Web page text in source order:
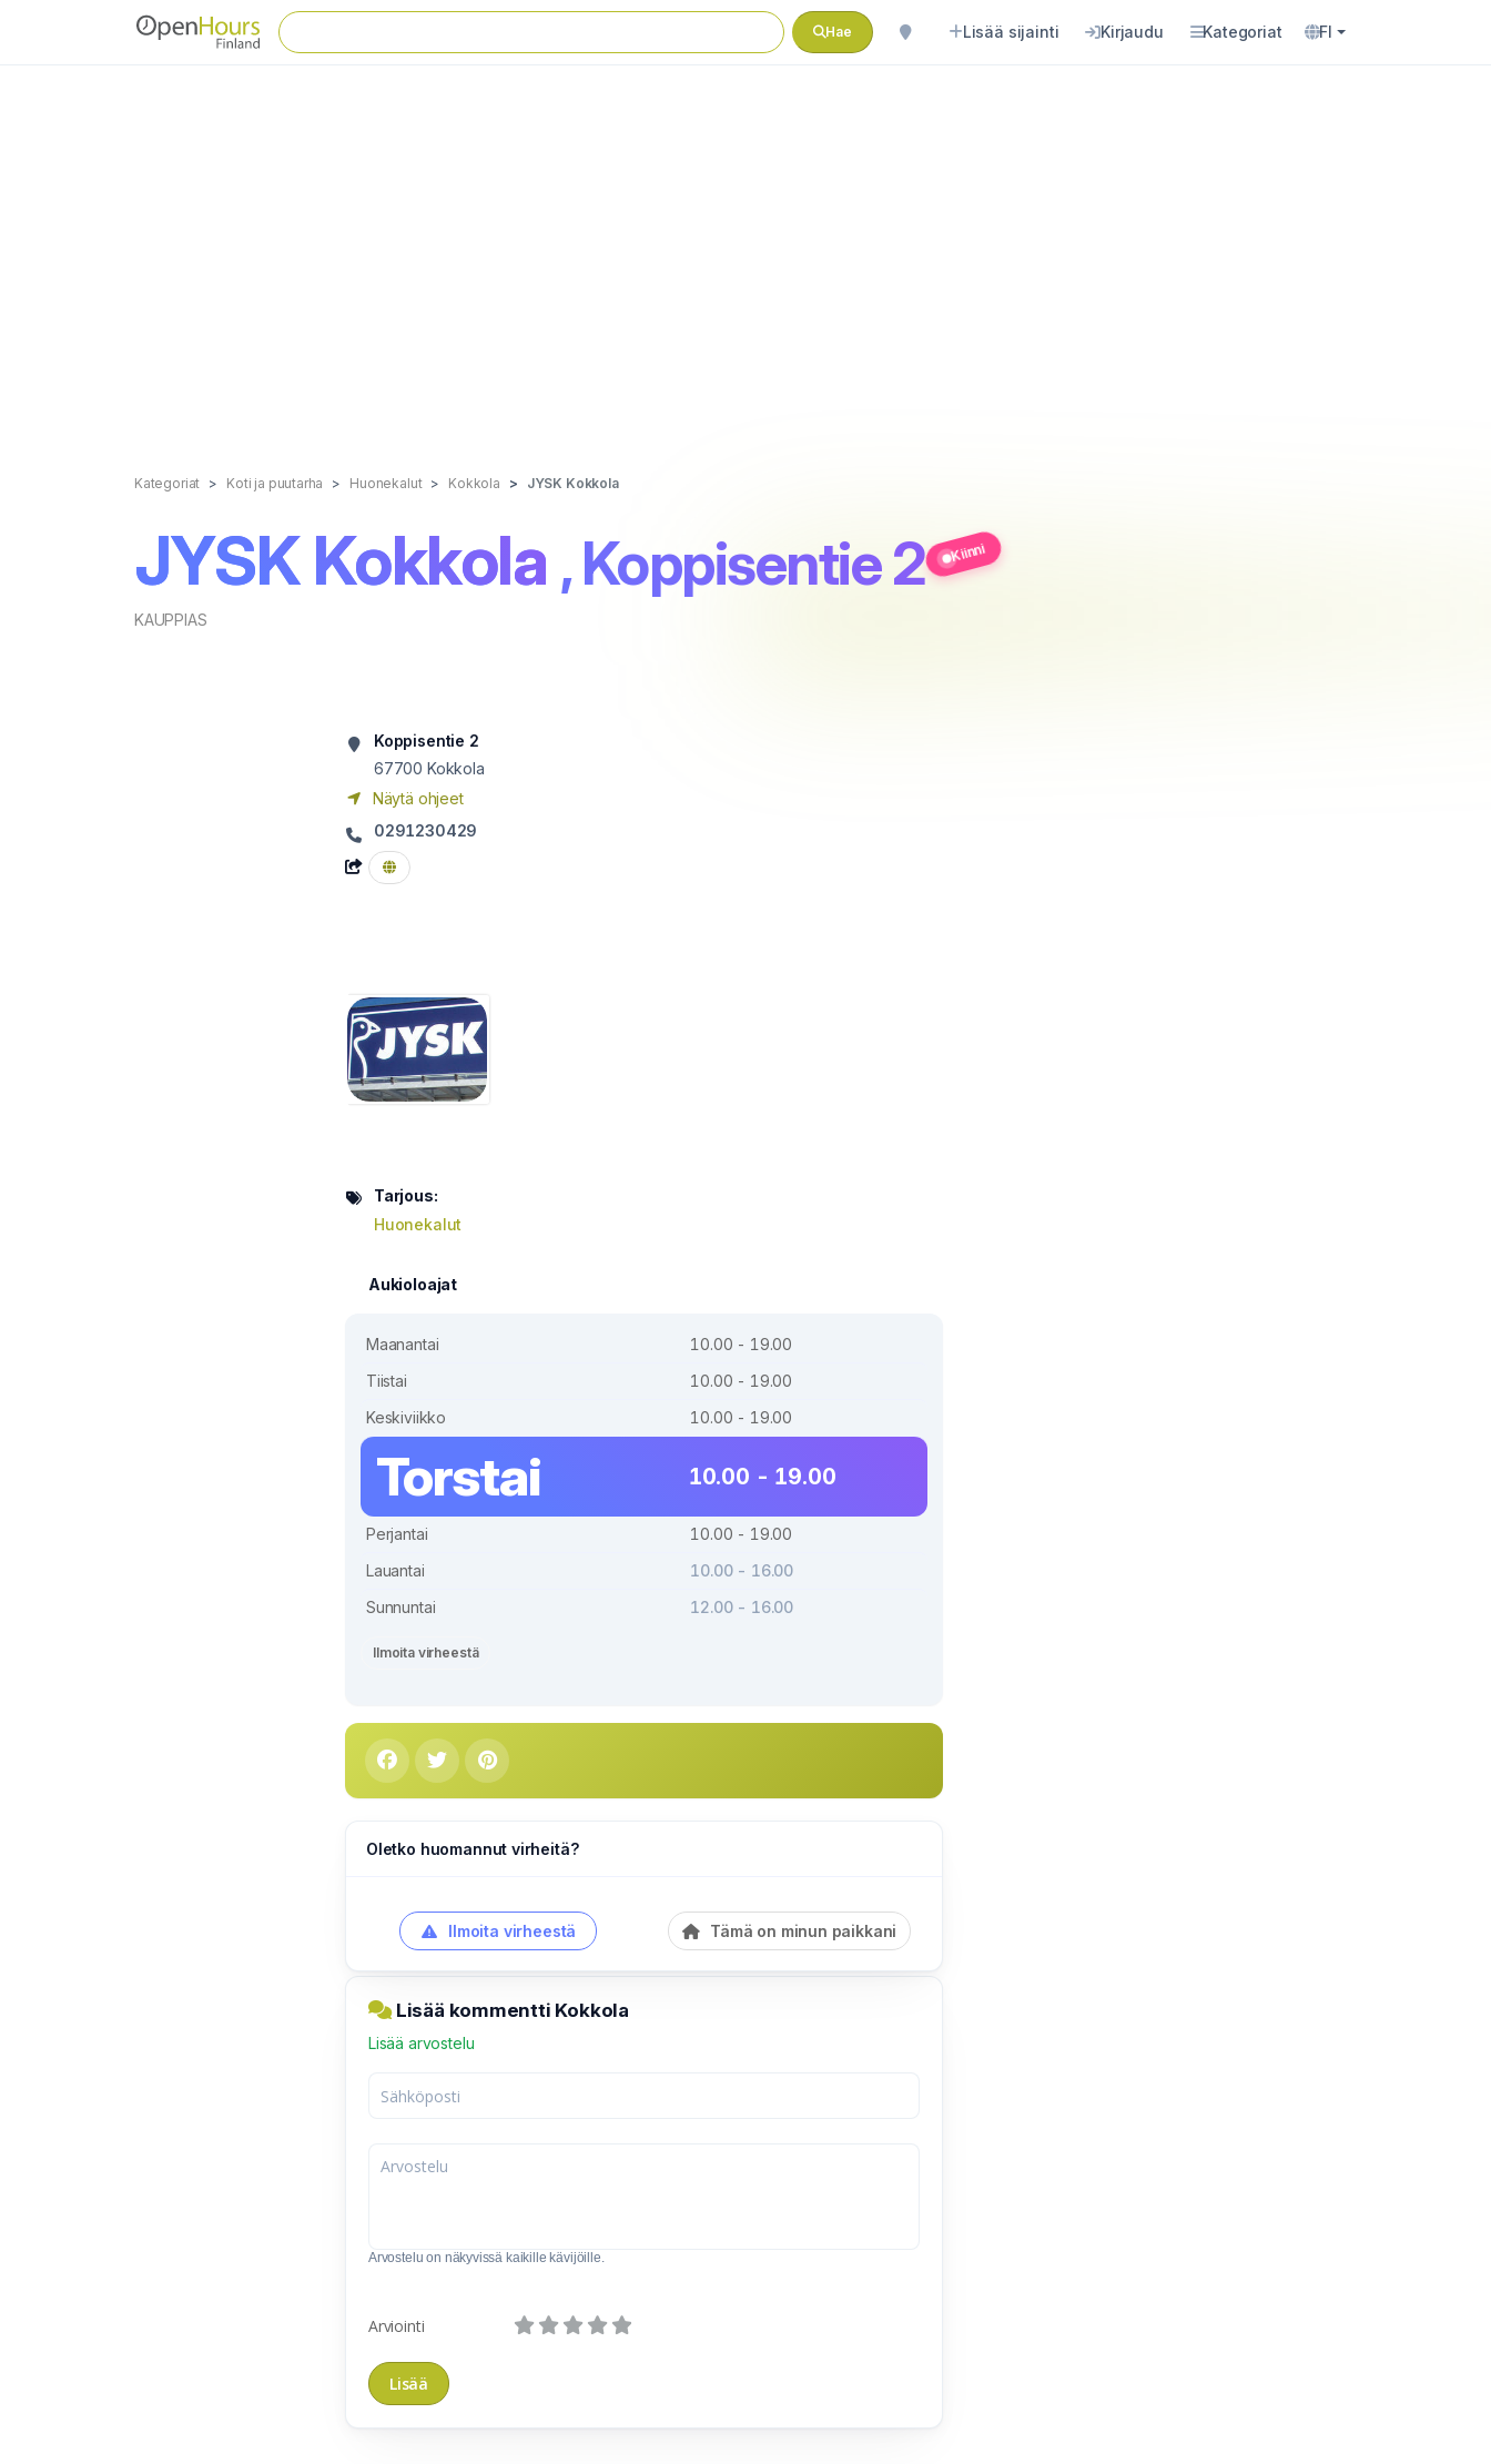
Hae Lisää sijainti Kirjaudu Kategoriat FI
Kategoriat Koti ja puutarha Huonekalut Kokkola JYSK Kokkola
JYSK Kokkola , Koppisentie 2
KAUPPIAS
Kiinni
Koppisentie 2
67700 Kokkola
Näytä ohjeet
0291230429
Tarjous:
Huonekalut
Aukioloajat
Maanantai
10.00 - 19.00
Tiistai
10.00 - 19.00
Keskiviikko
10.00 - 19.00
Torstai 10.00 - 19.00
Perjantai
10.00 - 19.00
Lauantai
10.00 - 16.00
Sunnuntai
12.00 - 16.00
Ilmoita virheestä
Oletko huomannut virheitä?
Ilmoita virheestä Tämä on minun paikkani
Lisää kommentti Kokkola
Lisää arvostelu
Arvostelu on näkyvissä kaikille kävijöille.
Arviointi